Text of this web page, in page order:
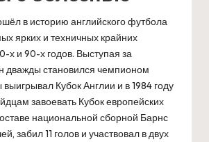
в историю английского футбола
ярких и техничных крайних
х и 90-х годов. Выступая за
дважды становился чемпионом
Кубок Англии и в 1984 году
завоевать Кубок европейских
национальной сборной Барнс
забил 11 голов и участвовал в двух